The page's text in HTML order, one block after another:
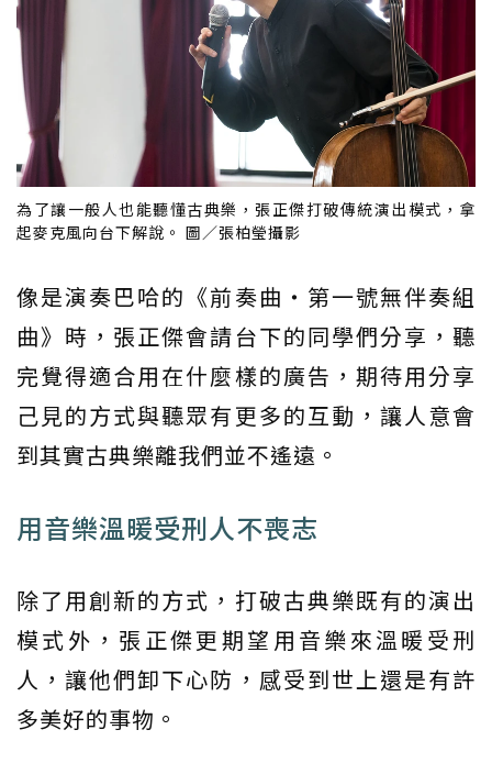
為了讓一般人也能聽懂古典樂，張正傑打破傳統演出模式，拿
起麥克風向台下解說。 圖／張柏瑩攝影
像是演奏巴哈的《前奏曲・第一號無伴奏組
曲》時，張正傑會請台下的同學們分享，聽
完覺得適合用在什麼樣的廣告，期待用分享
己見的方式與聽眾有更多的互動，讓人意會
到其實古典樂離我們並不遙遠。
用音樂溫暖受刑人不喪志
除了用創新的方式，打破古典樂既有的演出
模式外，張正傑更期望用音樂來溫暖受刑
人，讓他們卸下心防，感受到世上還是有許
多美好的事物。